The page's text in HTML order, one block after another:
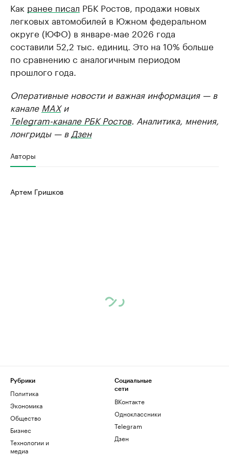
Как ранее писал РБК Ростов, продажи новых
легковых автомобилей в Южном федеральном
округе (ЮФО) в январе-мае 2026 года
составили 52,2 тыс. единиц. Это на 10% больше
по сравнению с аналогичным периодом
прошлого года.
Оперативные новости и важная информация — в
канале MAXи
Telegram-канале РБК Ростов. Аналитика, мнения,
лонгриды — в Дзен
Авторы
Артем Гришков
Рубрики
Политика
Экономика
Общество
Бизнес
Технологии и
медиа
Социальные
сети
ВКонтакте
Одноклассники
Telegram
Дзен